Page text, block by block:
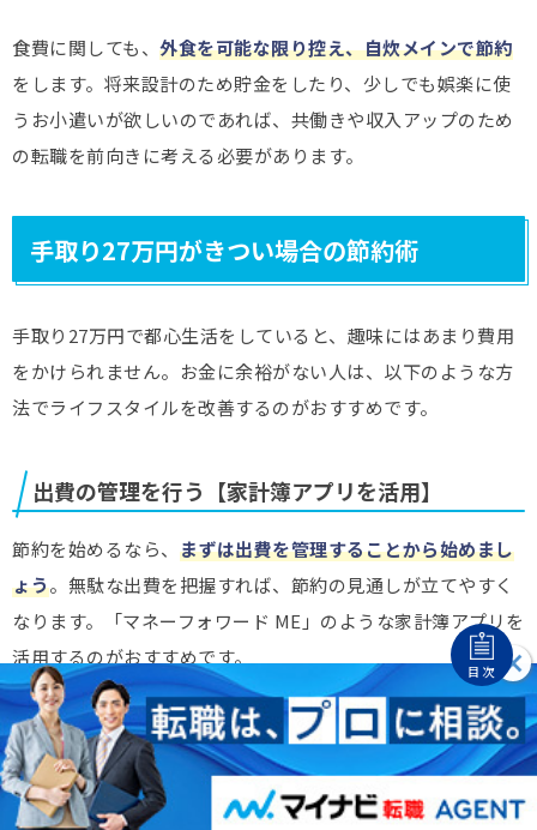
食費に関しても、 外食を可能な限り控え、自炊メインで節約
をします。将来設計のため貯金をしたり、少しでも娯楽に使
うお小遣いが欲しいのであれば、共働きや収入アップのため
の転職を前向きに考える必要があります。
手取り27万円がきつい場合の節約術
手取り27万円で都心生活をしていると、趣味にはあまり費用
をかけられません。お金に余裕がない人は、以下のような方
法でライフスタイルを改善するのがおすすめです。
出費の管理を行う【家計簿アプリを活用】
節約を始めるなら、 まずは出費を管理することから始めまし
ょう。無駄な出費を把握すれば、節約の見通しが立てやすく
なります。「マネーフォワード ME」のような家計簿アプリを
活用するのがおすすめです。
出費に意識を向けることで、必要のない日用品の購入や外食
など、普段気にしていなかった無駄遣いを減らせます。ま
た、通信費や保険料、サブスクなどの固定費で必要以上の支
目次